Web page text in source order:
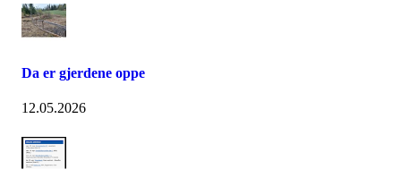
Da er gjerdene oppe
12.05.2026